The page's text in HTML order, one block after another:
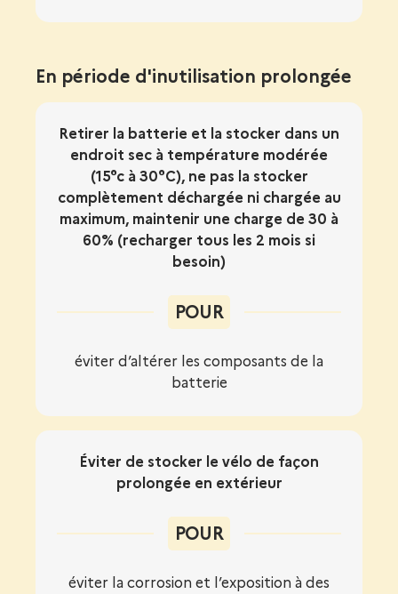
En période d'inutilisation prolongée
Retirer la batterie et la stocker dans un
endroit sec à température modérée
(15°c à 30°C), ne pas la stocker
complètement déchargée ni chargée au
maximum, maintenir une charge de 30 à
60% (recharger tous les 2 mois si
besoin)
POUR
éviter d’altérer les composants de la
batterie
Éviter de stocker le vélo de façon
prolongée en extérieur
POUR
éviter la corrosion et l’exposition à des